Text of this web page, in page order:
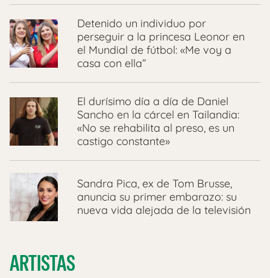
Detenido un individuo por
perseguir a la princesa Leonor en
el Mundial de fútbol: «Me voy a
casa con ella”
El durísimo día a día de Daniel
Sancho en la cárcel en Tailandia:
«No se rehabilita al preso, es un
castigo constante»
Sandra Pica, ex de Tom Brusse,
anuncia su primer embarazo: su
nueva vida alejada de la televisión
ARTISTAS